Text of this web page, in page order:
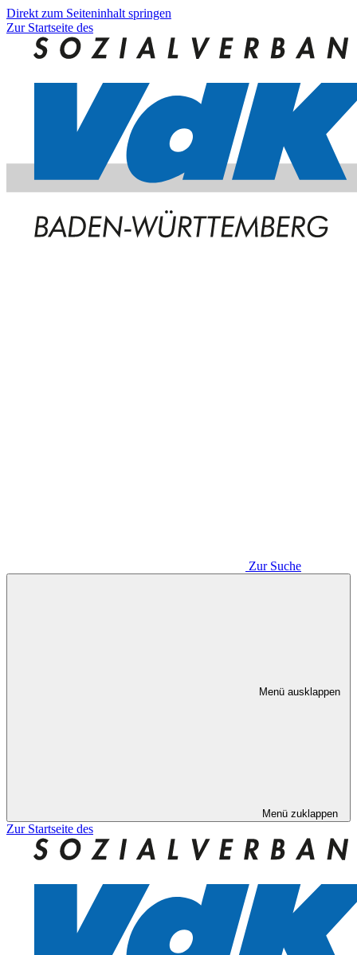
Direkt zum Seiteninhalt springen
Zur Startseite des
Zur Suche
Menü ausklappen
Menü zuklappen
Zur Startseite des